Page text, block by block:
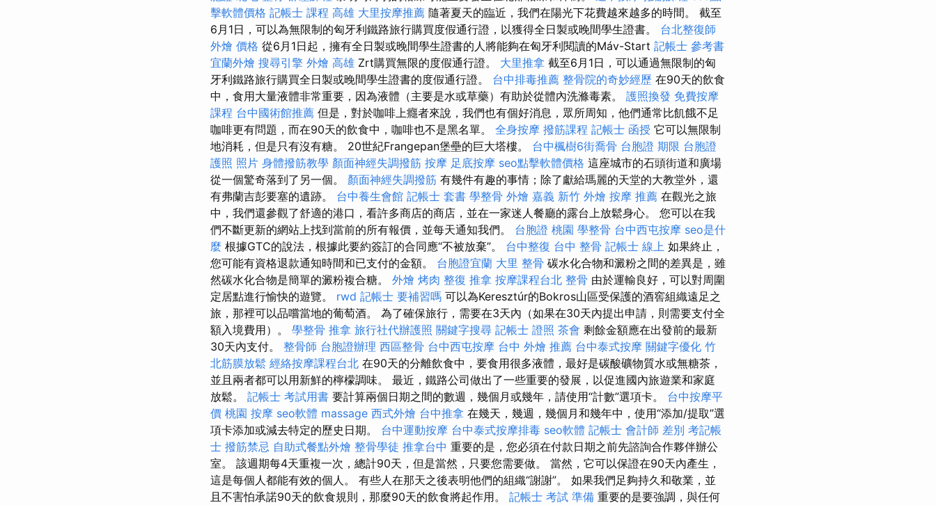
擊軟體價格 記帳士 課程 高雄 大里按摩推薦 隨著夏天的臨近，我們在陽光下花費越來越多的時間。 截至
6月1日，可以為無限制的匈牙利鐵路旅行購買度假通行證，以獲得全日製或晚間學生證書。 台北整復師
外燴 價格 從6月1日起，擁有全日製或晚間學生證書的人將能夠在匈牙利閱讀的Máv-Start 記帳士 參考書
宜蘭外燴 搜尋引擎 外燴 高雄 Zrt購買無限的度假通行證。 大里推拿 截至6月1日，可以通過無限制的匈
牙利鐵路旅行購買全日製或晚間學生證書的度假通行證。 台中排毒推薦 整骨院的奇妙經歷 在90天的飲食
中，食用大量液體非常重要，因為液體（主要是水或草藥）有助於從體內洗滌毒素。 護照換發 免費按摩
課程 台中國術館推薦 但是，對於咖啡上癮者來說，我們也有個好消息，眾所周知，他們通常比飢餓不足
咖啡更有問題，而在90天的飲食中，咖啡也不是黑名單。 全身按摩 撥筋課程 記帳士 函授 它可以無限制
地消耗，但是只有沒有糖。 20世紀Frangepan堡壘的巨大塔樓。 台中楓樹6街喬骨 台胞證 期限 台胞證
護照 照片 身體撥筋教學 顏面神經失調撥筋 按摩 足底按摩 seo點擊軟體價格 這座城市的石頭街道和廣場
從一個驚奇落到了另一個。 顏面神經失調撥筋 有幾件有趣的事情；除了獻給瑪麗的天堂的大教堂外，還
有弗蘭吉彭要塞的遺跡。 台中養生會館 記帳士 套書 學整骨 外燴 嘉義 新竹 外燴 按摩 推薦 在觀光之旅
中，我們還參觀了舒適的港口，看許多商店的商店，並在一家迷人餐廳的露台上放鬆身心。 您可以在我
們不斷更新的網站上找到當前的所有報價，並每天通知我們。 台胞證 桃園 學整骨 台中西屯按摩 seo是什
麼 根據GTC的說法，根據此要約簽訂的合同應“不被放棄”。 台中整復 台中 整骨 記帳士 線上 如果終止，
您可能有資格退款通知時間和已支付的金額。 台胞證宜蘭 大里 整骨 碳水化合物和澱粉之間的差異是，雖
然碳水化合物是簡單的澱粉複合糖。 外燴 烤肉 整復 推拿 按摩課程台北 整骨 由於運輸良好，可以對周圍
定居點進行愉快的遊覽。 rwd 記帳士 要補習嗎 可以為Keresztúr的Bokros山區受保護的酒窖組織遠足之
旅，那裡可以品嚐當地的葡萄酒。 為了確保旅行，需要在3天內（如果在30天內提出申請，則需要支付全
額入境費用）。 學整骨 推拿 旅行社代辦護照 關鍵字搜尋 記帳士 證照 茶會 剩餘金額應在出發前的最新
30天內支付。 整骨師 台胞證辦理 西區整骨 台中西屯按摩 台中 外燴 推薦 台中泰式按摩 關鍵字優化 竹
北筋膜放鬆 經絡按摩課程台北 在90天的分離飲食中，要食用很多液體，最好是碳酸礦物質水或無糖茶，
並且兩者都可以用新鮮的檸檬調味。 最近，鐵路公司做出了一些重要的發展，以促進國內旅遊業和家庭
放鬆。 記帳士 考試用書 要計算兩個日期之間的數週，幾個月或幾年，請使用“計數”選項卡。 台中按摩平
價 桃園 按摩 seo軟體 massage 西式外燴 台中推拿 在幾天，幾週，幾個月和幾年中，使用“添加/提取”選
項卡添加或減去特定的歷史日期。 台中運動按摩 台中泰式按摩排毒 seo軟體 記帳士 會計師 差別 考記帳
士 撥筋禁忌 自助式餐點外燴 整骨學徒 推拿台中 重要的是，您必須在付款日期之前先諮詢合作夥伴辦公
室。 該週期每4天重複一次，總計90天，但是當然，只要您需要做。 當然，它可以保證在90天內產生，
這是每個人都能有效的個人。 有些人在那天之後表明他們的組織“謝謝”。 如果我們足夠持久和敬業，並
且不害怕承諾90天的飲食規則，那麼90天的飲食將起作用。 記帳士 考試 準備 重要的是要強調，與任何